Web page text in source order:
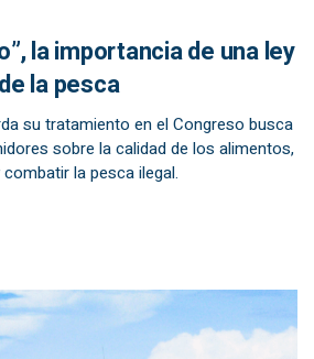
la importancia de una ley
la pesca
su tratamiento en el Congreso busca
sobre la calidad de los alimentos,
la pesca ilegal.